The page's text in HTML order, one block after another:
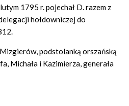
1795 r. pojechał D. razem z
hołdowniczej do
podstolanką orszańską
Michała i Kazimierza, generała